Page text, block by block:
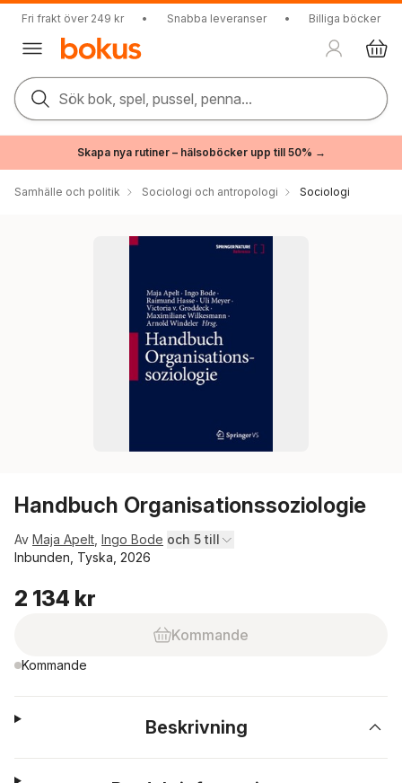
Fri frakt över 249 kr • Snabba leveranser • Billiga böcker
Sök bok, spel, pussel, penna...
Skapa nya rutiner – hälsoböcker upp till 50% →
Samhälle och politik Sociologi och antropologi Sociologi
Handbuch Organisationssoziologie
Av Maja Apelt Ingo Bode och 5 till
Inbunden, Tyska, 2026
2 134 kr
Kommande
Kommande
Beskrivning